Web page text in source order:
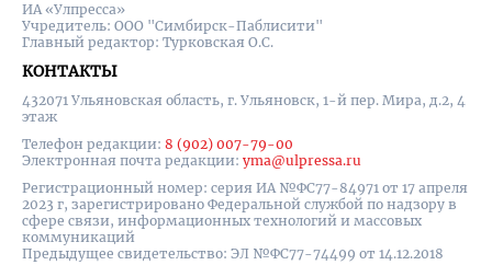
ИА «Улпресса»
Учредитель: ООО "Симбирск-Паблисити"
Главный редактор: Турковская О.С.
КОНТАКТЫ
432071 Ульяновская область, г. Ульяновск, 1-й пер. Мира, д.2, 4
этаж
Телефон редакции: 8 (902) 007-79-00
Электронная почта редакции: yma@ulpressa.ru
Регистрационный номер: серия ИА №ФС77-84971 от 17 апреля
2023 г, зарегистрировано Федеральной службой по надзору в
сфере связи, информационных технологий и массовых
коммуникаций
Предыдущее свидетельство: ЭЛ №ФС77-74499 от 14.12.2018